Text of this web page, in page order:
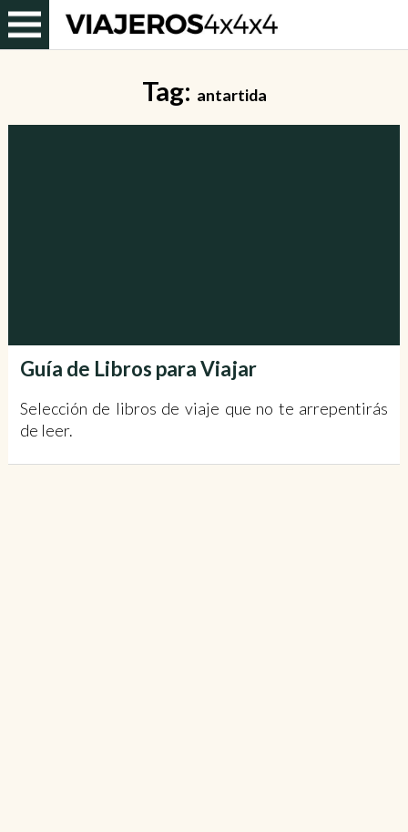
Tag: antartida
Guía de Libros para Viajar
Selección de libros de viaje que no te arrepentirás
de leer.